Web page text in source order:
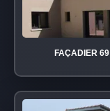
FAÇADIER 69